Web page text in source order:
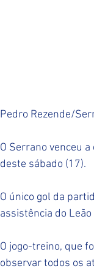
Pedro Rezende/
O Serrano venceu
deste sábado (17).
O único gol da
assistência do Leão
O jogo-treino, que
observar todos os